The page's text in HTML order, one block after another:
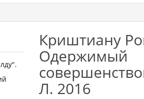
Криштиану
Одержимый
Л. 2016